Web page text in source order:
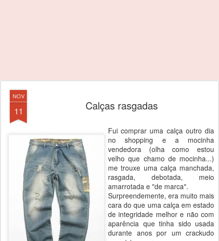
NOV
11 Calças rasgadas
Fui comprar uma calça outro dia
no shopping e a mocinha
vendedora (olha como estou
velho que chamo de mocinha...)
me trouxe uma calça manchada,
rasgada, debotada, meio
amarrotada e "de marca".
Surpreendemente, era muito mais
cara do que uma calça em estado
de integridade melhor e não com
aparência que tinha sido usada
durante anos por um crackudo